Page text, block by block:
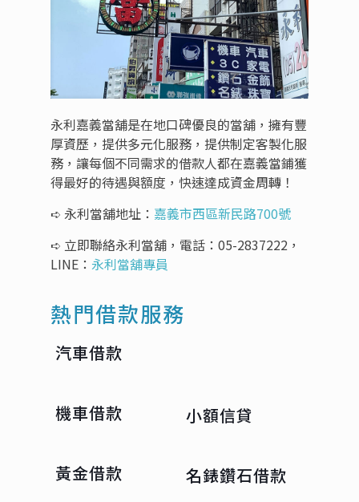
永利嘉義當舖是在地口碑優良的當舖，擁有豐
厚資歷，提供多元化服務，提供制定客製化服
務，讓每個不同需求的借款人都在嘉義當鋪獲
得最好的待遇與額度，快速達成資金周轉！
➪ 永利當舖地址： 嘉義市西區新民路700號
➪ 立即聯絡永利當舖，電話： 05-2837222，
LINE： 永利當舖專員
熱門借款服務
汽車借款
機車借款
黃金借款
小額信貸
名錶鑽石借款